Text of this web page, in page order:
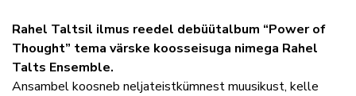
Rahel Taltsil ilmus reedel debüütalbum “Power of
Thought” tema värske koosseisuga nimega Rahel
Talts Ensemble.
Ansambel koosneb neljateistkümnest muusikust, kelle